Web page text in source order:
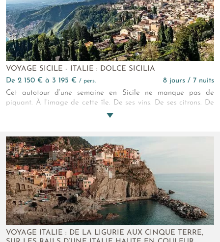
VOYAGE SICILE - ITALIE : DOLCE SICILIA
de 2 150 € à 3 195 € / pers.
8 jours / 7 nuits
Cet autotour d’une semaine en Sicile ne manque pas de
piquant. À l’image de cette île. De ses vins. De ses citrons. De
son chocolat. De ses villages baroques. Et de ses habitants qui
autrefois…
VOYAGE ITALIE : DE LA LIGURIE AUX CINQUE TERRE,